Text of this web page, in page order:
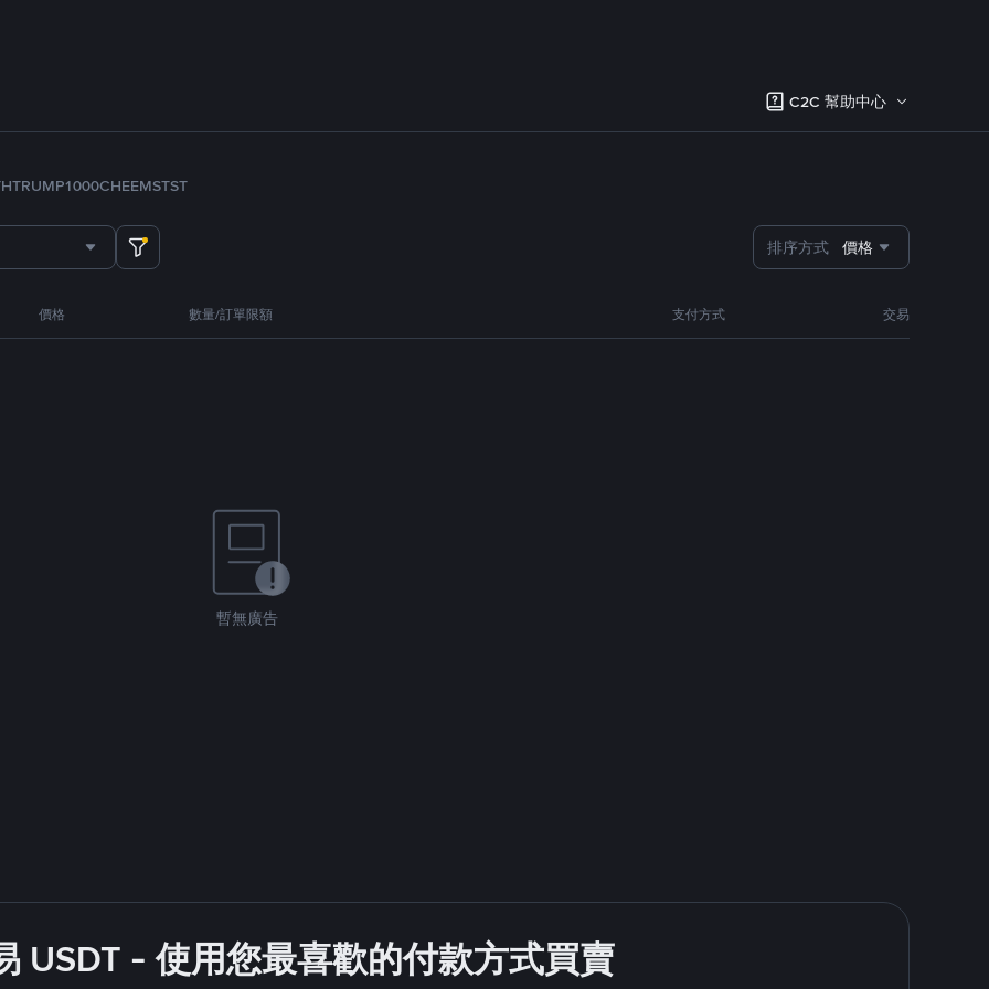
C2C 幫助中心
TRUMP1000CHEEMSTST
排序方式 價格
價格 數量/訂單限額 支付方式 交易
暫無廣告
USDT - 使用您最喜歡的付款方式買賣